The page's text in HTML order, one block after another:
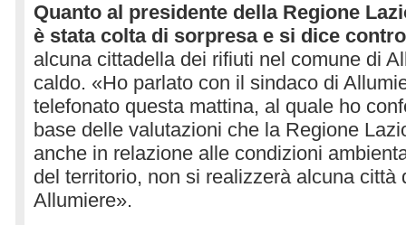
Quanto al presidente della Regione
è stata colta di sorpresa e si dice contro
alcuna cittadella dei rifiuti nel comune di
caldo. «Ho parlato con il sindaco di
telefonato questa mattina, al quale ho
base delle valutazioni che la Regione
anche in relazione alle condizioni
del territorio, non si realizzerà alcuna città
Allumiere».